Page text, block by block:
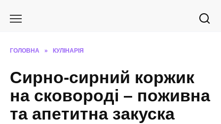
ГОЛОВНА » КУЛІНАРІЯ
Сирно-сирний коржик
на сковороді – поживна
та апетитна закуска